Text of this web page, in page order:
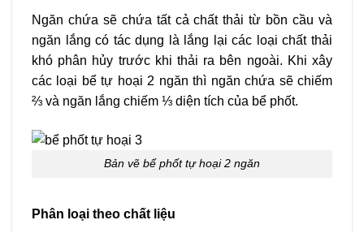
Ngăn chứa sẽ chứa tất cả chất thải từ bồn cầu và
ngăn lắng có tác dụng là lắng lại các loại chất thải
khó phân hủy trước khi thải ra bên ngoài. Khi xây
các loại bể tự hoại 2 ngăn thì ngăn chứa sẽ chiếm
⅔ và ngăn lắng chiếm ⅓ diện tích của bể phốt.
Bản vẽ bể phốt tự hoại 2 ngăn
Phân loại theo chất liệu